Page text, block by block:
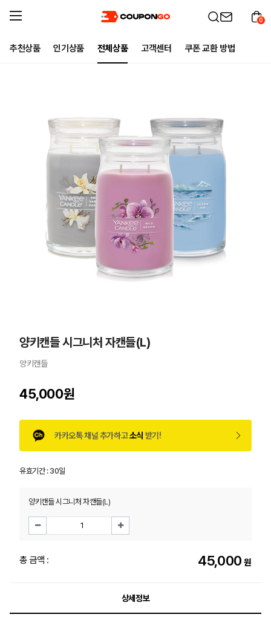
추천상품 인기상품 전체상품 고객센터 쿠폰 교환 방법
0
양키캔들 시그니처 자캔들(L)
양키캔들
45,000원
카카오톡 채널 추가하고소식 받기!
유효기간 :30일
양키캔들 시그니처 자캔들(L)
총 금액 : 45,000 원
상세정보